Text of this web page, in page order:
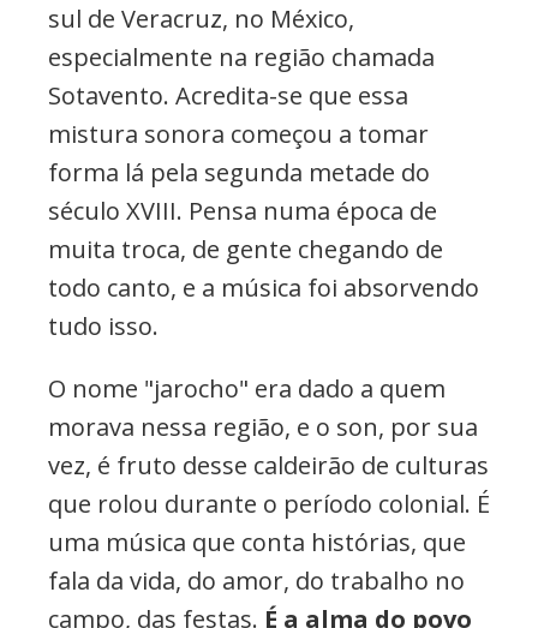
sul de Veracruz, no México,
especialmente na região chamada
Sotavento. Acredita-se que essa
mistura sonora começou a tomar
forma lá pela segunda metade do
século XVIII. Pensa numa época de
muita troca, de gente chegando de
todo canto, e a música foi absorvendo
tudo isso.
O nome "jarocho" era dado a quem
morava nessa região, e o son, por sua
vez, é fruto desse caldeirão de culturas
que rolou durante o período colonial. É
uma música que conta histórias, que
fala da vida, do amor, do trabalho no
campo, das festas. É a alma do povo